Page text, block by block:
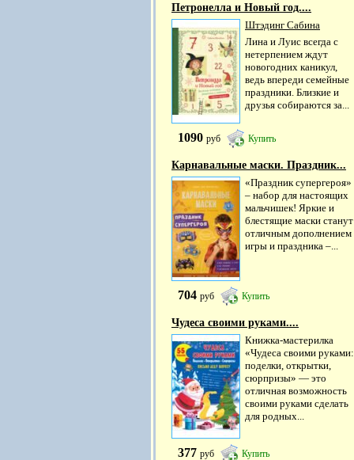
Петронелла и Новый год....
Штэдинг Сабина
Лина и Луис всегда с
нетерпением ждут
новогодних каникул,
ведь впереди семейные
праздники. Близкие и
друзья собираются за...
1090 руб Купить
Карнавальные маски. Праздник...
«Праздник супергероя»
– набор для настоящих
мальчишек! Яркие и
блестящие маски станут
отличным дополнением
игры и праздника –...
704 руб Купить
Чудеса своими руками....
Книжка-мастерилка
«Чудеса своими руками:
поделки, открытки,
сюрпризы» — это
отличная возможность
своими руками сделать
для родных...
377 руб Купить